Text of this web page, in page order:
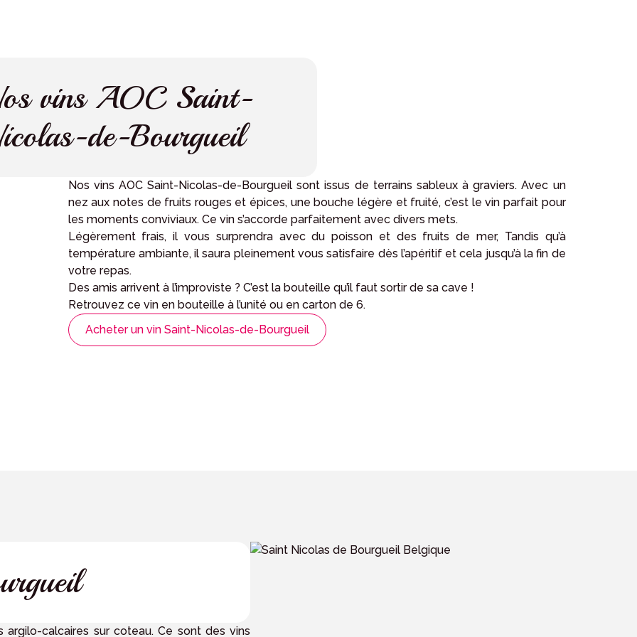
vins AOC Saint-
de-Bourgueil
Nos vins AOC Saint-Nicolas-de-Bourgueil sont issus de terrains sableux à graviers. Avec un
nez aux notes de fruits rouges et épices, une bouche légère et fruité, c’est le vin parfait pour
les moments conviviaux. Ce vin s’accorde parfaitement avec divers mets.
Légèrement frais, il vous surprendra avec du poisson et des fruits de mer, Tandis qu’à
température ambiante, il saura pleinement vous satisfaire dès l’apéritif et cela jusqu’à la fin de
votre repas.
Des amis arrivent à l’improviste ? C’est la bouteille qu’il faut sortir de sa cave !
Retrouvez ce vin en bouteille à l’unité ou en carton de 6.
Acheter un vin Saint-Nicolas-de-Bourgueil
argilo-calcaires sur coteau. Ce sont des vins